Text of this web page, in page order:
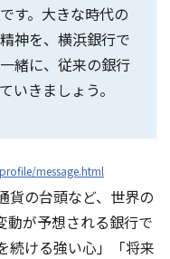
です。大きな時代の
神を、横浜銀行で
緒に、従来の銀行
いきましょう。
message.html
貨の台頭など、世界の
動が予想される銀行で
続ける強い心」「将来